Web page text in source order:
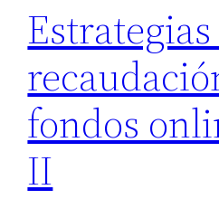
fondos
II